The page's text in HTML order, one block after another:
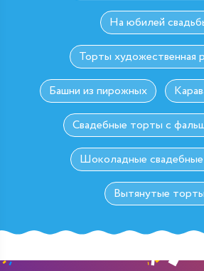
На юбилей
Торты художественная
Башни из пирожных
Свадебные торты с
Шоколадные
Вытянутые торты